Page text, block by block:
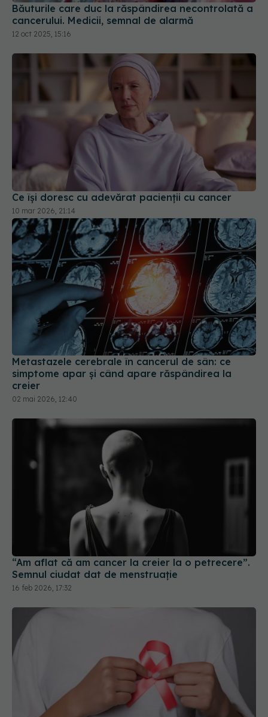
Băuturile care duc la răspândirea necontrolată a
cancerului. Medicii, semnal de alarmă
12 oct 2025, 15:16
Ce își doresc cu adevărat pacienții cu cancer
10 mar 2026, 21:14
Metastazele cerebrale în cancerul de sân: ce
simptome apar și când apare răspândirea la
creier
02 mai 2026, 12:40
“Am aflat că am cancer la creier la o petrecere”.
Semnul ciudat dat de menstruație
16 feb 2026, 17:32